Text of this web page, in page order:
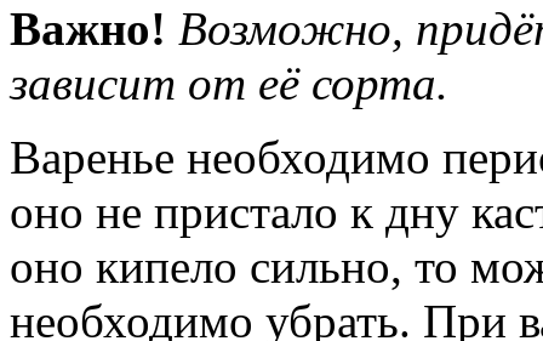
Важно! Возможно,
зависит от её сорта.
Варенье необходимо
оно не пристало к дну
оно кипело сильно, то
необходимо убрать. При